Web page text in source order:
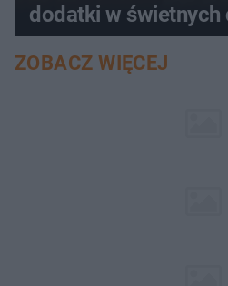
dodatki w świetnych
ZOBACZ WIĘCEJ